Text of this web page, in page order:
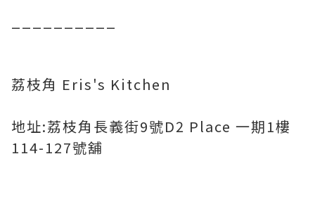
荔枝角 Eris's Kitchen
地址:荔枝角長義街9號D2 Place 一期1樓
114-127號舖